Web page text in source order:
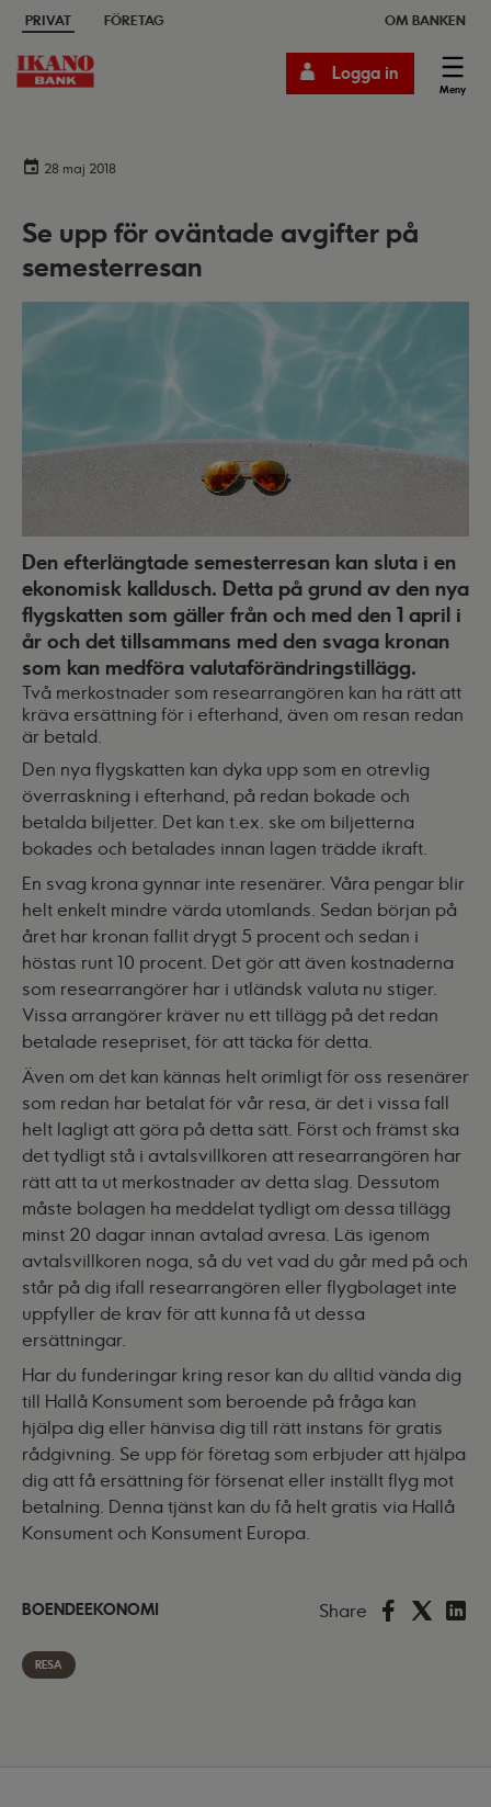
PRIVAT FÖRETAG OM BANKEN
Meny
Logga in
28 maj 2018
Se upp för oväntade avgifter på
semesterresan
Den efterlängtade semesterresan kan sluta i en
ekonomisk kalldusch. Detta på grund av den nya
flygskatten som gäller från och med den 1 april i
år och det tillsammans med den svaga kronan
som kan medföra valutaförändringstillägg.
Två merkostnader som researrangören kan ha rätt att
kräva ersättning för i efterhand, även om resan redan
är betald.
Den nya flygskatten kan dyka upp som en otrevlig
överraskning i efterhand, på redan bokade och
betalda biljetter. Det kan t.ex. ske om biljetterna
bokades och betalades innan lagen trädde ikraft.
En svag krona gynnar inte resenärer. Våra pengar blir
helt enkelt mindre värda utomlands. Sedan början på
året har kronan fallit drygt 5 procent och sedan i
höstas runt 10 procent. Det gör att även kostnaderna
som researrangörer har i utländsk valuta nu stiger.
Vissa arrangörer kräver nu ett tillägg på det redan
betalade resepriset, för att täcka för detta.
Även om det kan kännas helt orimligt för oss resenärer
som redan har betalat för vår resa, är det i vissa fall
helt lagligt att göra på detta sätt. Först och främst ska
det tydligt stå i avtalsvillkoren att researrangören har
rätt att ta ut merkostnader av detta slag. Dessutom
måste bolagen ha meddelat tydligt om dessa tillägg
minst 20 dagar innan avtalad avresa. Läs igenom
avtalsvillkoren noga, så du vet vad du går med på och
står på dig ifall researrangören eller flygbolaget inte
uppfyller de krav för att kunna få ut dessa
ersättningar.
Har du funderingar kring resor kan du alltid vända dig
till Hallå Konsument som beroende på fråga kan
hjälpa dig eller hänvisa dig till rätt instans för gratis
rådgivning. Se upp för företag som erbjuder att hjälpa
dig att få ersättning för försenat eller inställt flyg mot
betalning. Denna tjänst kan du få helt gratis via Hallå
Konsument och Konsument Europa
BOENDEEKONOMI Share
RESA